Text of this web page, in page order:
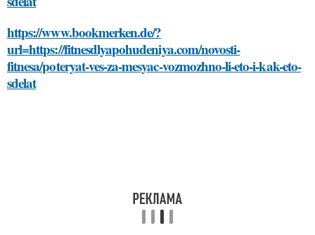
https://www.bookmerken.de/?
url=https://fitnesdlyapohudeniya.com/novosti-
fitnesa/poteryat-ves-za-mesyac-vozmozhno-li-eto-i-kak-eto-
sdelat